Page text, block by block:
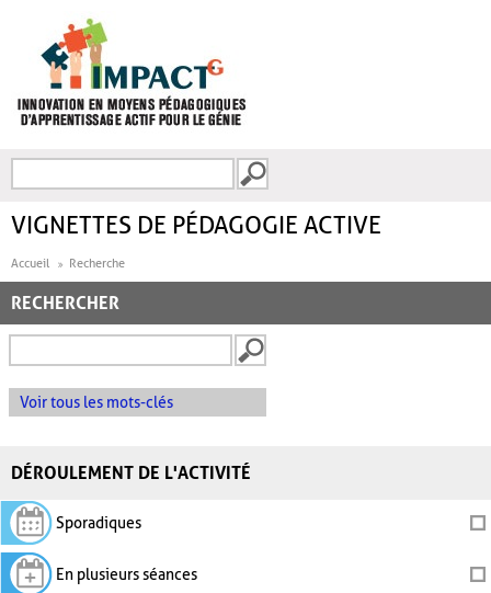
FORMULAIRE DE
VIGNETTES DE PÉDAGOGIE ACTIVE
Accueil Recherche
RECHERCHER
Voir tous les mots-clés
DÉROULEMENT DE L'ACTIVITÉ
Sporadiques
En plusieurs séances